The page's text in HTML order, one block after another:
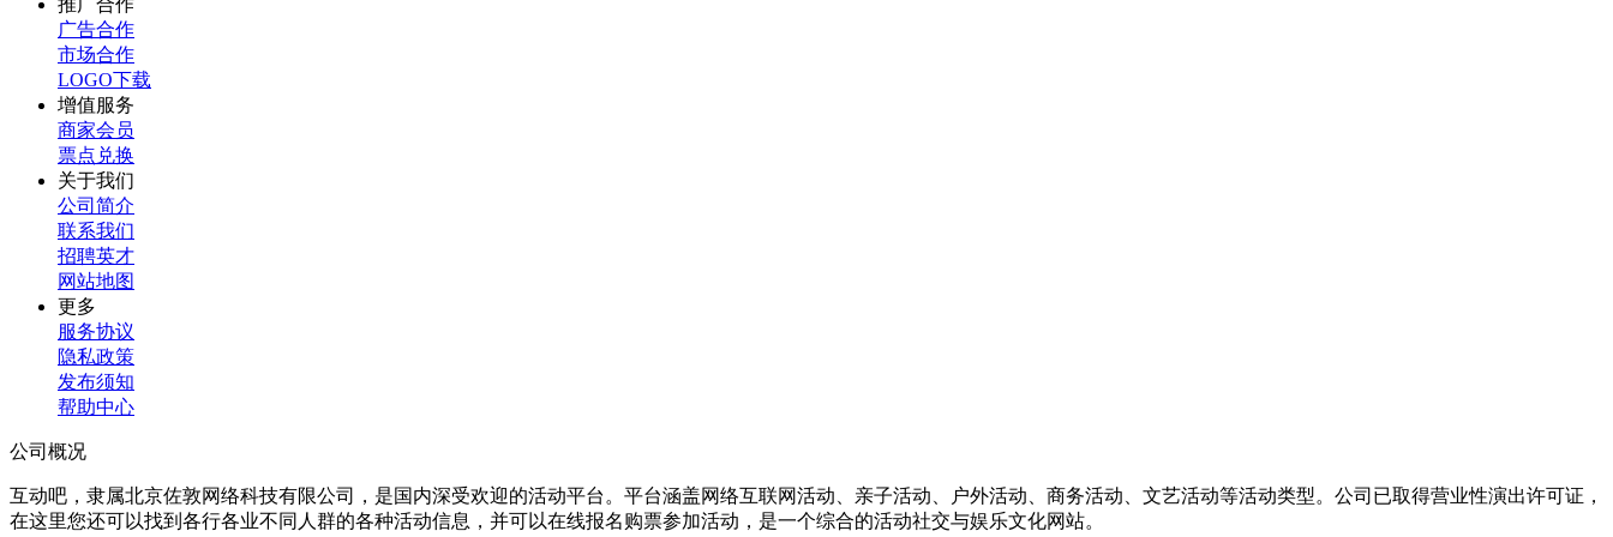
推广合作
广告合作
市场合作
LOGO下载
增值服务
商家会员
票点兑换
关于我们
公司简介
联系我们
招聘英才
网站地图
更多
服务协议
隐私政策
发布须知
帮助中心
公司概况
互动吧，隶属北京佐敦网络科技有限公司，是国内深受欢迎的活动平台。平台涵盖网络互联网活动、亲子活动、户外活动、商务活动、文艺活动等活动类型。公司已取得营业性演出许可证，
在这里您还可以找到各行各业不同人群的各种活动信息，并可以在线报名购票参加活动，是一个综合的活动社交与娱乐文化网站。